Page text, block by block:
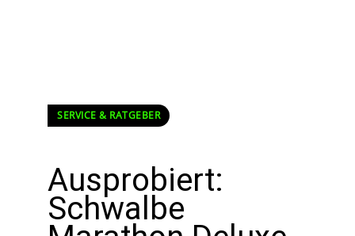
SERVICE & RATGEBER
Ausprobiert:
Schwalbe